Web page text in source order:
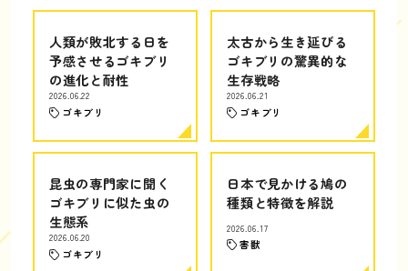
人類が敗北する日を
予感させるゴキブリ
の進化と耐性
2026.06.22
ゴキブリ
太古から生き延びる
ゴキブリの驚異的な
生存戦略
2026.06.21
ゴキブリ
昆虫の専門家に聞く
ゴキブリに似た虫の
生態系
2026.06.20
ゴキブリ
日本で見かける鳩の
種類と特徴を解説
2026.06.17
害獣